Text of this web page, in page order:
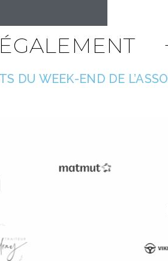
ÉGALEMENT